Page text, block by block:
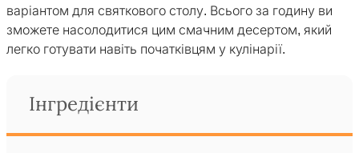
варіантом для святкового столу. Всього за годину ви
зможете насолодитися цим смачним десертом, який
легко готувати навіть початківцям у кулінарії.
Інгредієнти